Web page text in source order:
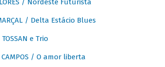
/ Nordeste Futurista
/ Delta Estácio Blues
TOSSAN e Trio
CAMPOS / O amor liberta